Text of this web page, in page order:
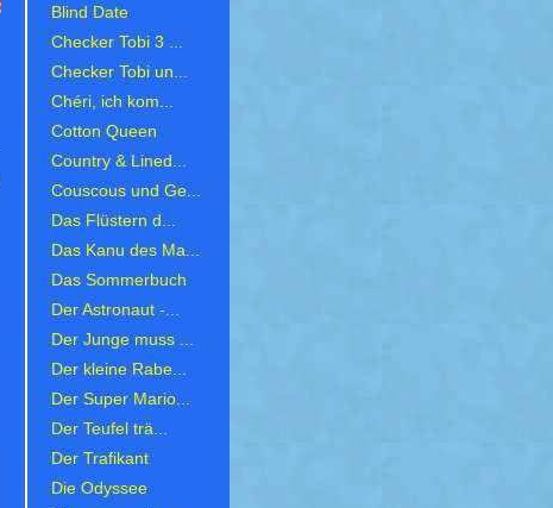
Blind Date
Checker Tobi 3 ...
Checker Tobi un...
Chéri, ich kom...
Cotton Queen
Country & Lined...
Couscous und Ge...
Das Flüstern d...
Das Kanu des Ma...
Das Sommerbuch
Der Astronaut -...
Der Junge muss ...
Der kleine Rabe...
Der Super Mario...
Der Teufel trä...
Der Trafikant
Die Odyssee